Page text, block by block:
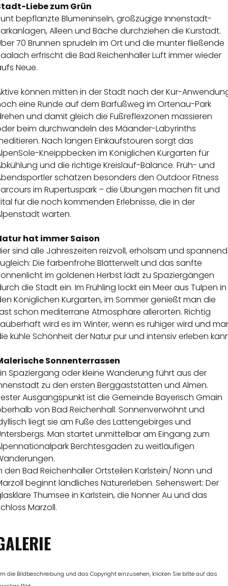
Liebe zum Grün
bepflanzte Blumeninseln, großzügige Innenstadt-
Alleen und Bäche durchziehen die Kurstadt.
70 Brunnen sprudeln im Ort und die munter fließende
erfrischt die Bad Reichenhaller Luft immer wieder
Neue.
können mitten in der Stadt nach der Kur-
eine Runde auf dem Barfußweg im Ortenau-Park
und damit gleich die Fußreflexzonen massieren
beim durchwandeln des Mäander-Labyrinths
Nach langen Einkaufstouren sorgt das
Kneippbecken im Königlichen Kurgarten für
und die richtige Kreislauf-Balance. Früh- und
schätzen besonders den Outdoor Fitness
im Rupertuspark – die Übungen machen fit und
für die noch kommenden Erlebnisse, die in der
warten.
hat immer Saison
sind alle Jahreszeiten reizvoll, erholsam und spannend
Die farbenfrohe Blätterwelt und das sanfte
im goldenen Herbst lädt zu Spaziergängen
die Stadt ein. Im Frühling lockt ein Meer aus Tulpen in
Königlichen Kurgarten, im Sommer genießt man die
schon mediterrane Atmosphäre allerorten. Richtig
wird es im Winter, wenn es ruhiger wird und
kühle Schönheit der Natur pur und intensiv erleben
Sonnenterrassen
Spaziergang oder kleine Wanderung führt aus der
zu den ersten Berggaststätten und Almen.
Ausgangspunkt ist die Gemeinde Bayerisch Gmain
von Bad Reichenhall. Sonnenverwöhnt und
liegt sie am Fuße des Lattengebirges und
Man startet unmittelbar am Eingang zum
Berchtesgaden zu weitläufigen
den Bad Reichenhaller Ortsteilen Karlstein/ Nonn und
beginnt ländliches Naturerleben. Sehenswert: Der
Thumsee in Karlstein, die Nonner Au und das
Marzoll.
die Bildbeschreibung und das Copyright einzusehen, klicken Sie bitte auf das